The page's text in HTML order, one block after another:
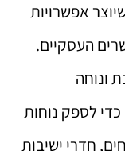
אפשרויות
העסקיים.
ונוחה
לספק נוחות
חדרי ישיבות